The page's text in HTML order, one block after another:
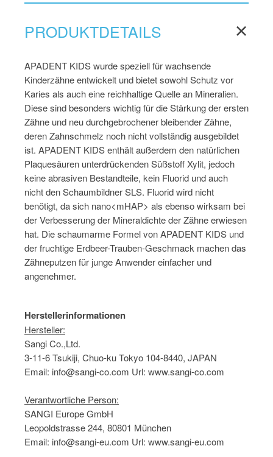
PRODUKTDETAILS
APADENT KIDS wurde speziell für wachsende
Kinderzähne entwickelt und bietet sowohl Schutz vor
Karies als auch eine reichhaltige Quelle an Mineralien.
Diese sind besonders wichtig für die Stärkung der ersten
Zähne und neu durchgebrochener bleibender Zähne,
deren Zahnschmelz noch nicht vollständig ausgebildet
ist. APADENT KIDS enthält außerdem den natürlichen
Plaquesäuren unterdrückenden Süßstoff Xylit, jedoch
keine abrasiven Bestandteile, kein Fluorid und auch
nicht den Schaumbildner SLS. Fluorid wird nicht
benötigt, da sich nano<mHAP> als ebenso wirksam bei
der Verbesserung der Mineraldichte der Zähne erwiesen
hat. Die schaumarme Formel von APADENT KIDS und
der fruchtige Erdbeer-Trauben-Geschmack machen das
Zähneputzen für junge Anwender einfacher und
angenehmer.
Herstellerinformationen
Hersteller:
Sangi Co.,Ltd.
3-11-6 Tsukiji, Chuo-ku Tokyo 104-8440, JAPAN
Email: info@sangi-co.com Url: www.sangi-co.com
Verantwortliche Person:
SANGI Europe GmbH
Leopoldstrasse 244, 80801 München
Email: info@sangi-eu.com Url: www.sangi-eu.com